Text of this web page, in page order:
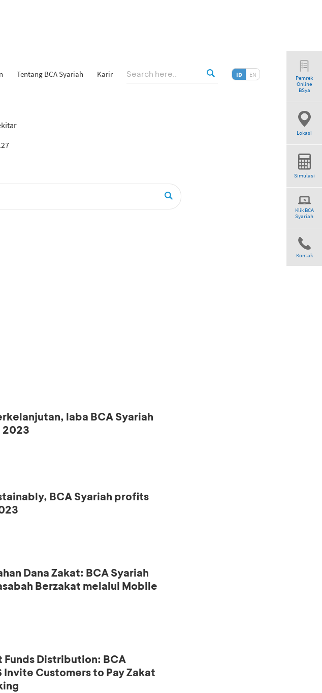
Tentang BCA Syariah Karir ID EN
Pemrek
Online
BSya
Lokasi
Simulasi
Klik BCA
Syariah
Kontak
laba BCA Syariah
2023
BCA Syariah profits
Dana Zakat: BCA Syariah
Berzakat melalui Mobile
Funds Distribution: BCA
Invite Customers to Pay Zakat